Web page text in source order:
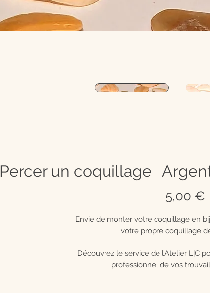
Percer un coquillage :
5,00 €
Envie de monter votre coquillage en
votre propre coquillage
Découvrez le service de l’Atelier L|C
professionnel de vos